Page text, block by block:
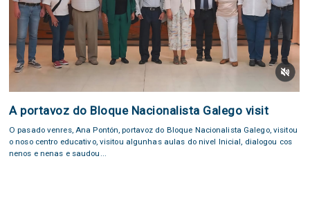
A portavoz do Bloque Nacionalista Galego visit
O pasado venres, Ana Pontón, portavoz do Bloque Nacionalista Galego, visitou
o noso centro educativo, visitou algunhas aulas do nivel Inicial, dialogou cos
nenos e nenas e saudou...